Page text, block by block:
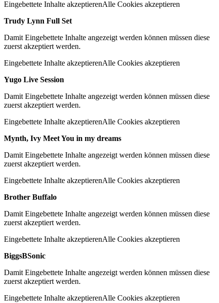
Eingebettete Inhalte akzeptierenAlle Cookies akzeptieren
Trudy Lynn Full Set
Damit Eingebettete Inhalte angezeigt werden können müssen diese
zuerst akzeptiert werden.
Eingebettete Inhalte akzeptierenAlle Cookies akzeptieren
Yugo Live Session
Damit Eingebettete Inhalte angezeigt werden können müssen diese
zuerst akzeptiert werden.
Eingebettete Inhalte akzeptierenAlle Cookies akzeptieren
Mynth, Ivy Meet You in my dreams
Damit Eingebettete Inhalte angezeigt werden können müssen diese
zuerst akzeptiert werden.
Eingebettete Inhalte akzeptierenAlle Cookies akzeptieren
Brother Buffalo
Damit Eingebettete Inhalte angezeigt werden können müssen diese
zuerst akzeptiert werden.
Eingebettete Inhalte akzeptierenAlle Cookies akzeptieren
BiggsBSonic
Damit Eingebettete Inhalte angezeigt werden können müssen diese
zuerst akzeptiert werden.
Eingebettete Inhalte akzeptierenAlle Cookies akzeptieren